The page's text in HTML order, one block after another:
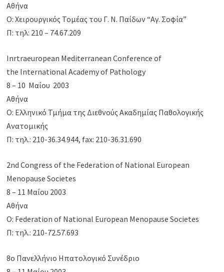
Αθήνα
Ο: Χειρουργικός Τομέας του Γ. Ν. Παίδων “Αγ. Σοφία”
Π: τηλ: 210 – 74.67.209
Inrtraeuropean Mediterranean Conference of
the International Academy of Pathology
8 – 10 Μαΐου 2003
Αθήνα
Ο: Ελληνικό Τμήμα της Διεθνούς Ακαδημίας Παθολογικής
Ανατομικής
Π: τηλ.: 210-36.34.944, fax: 210-36.31.690
2nd Congress of the Federation of National European
Menopause Societes
8 – 11 Μαίου 2003
Αθήνα
Ο: Federation of National European Menopause Societes
Π: τηλ.: 210-72.57.693
8ο Πανελλήνιο Ηπατολογικό Συνέδριο